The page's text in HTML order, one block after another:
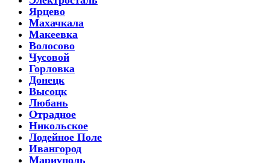
Ярцево
Махачкала
Макеевка
Волосово
Чусовой
Горловка
Донецк
Высоцк
Любань
Отрадное
Никольское
Лодейное Поле
Ивангород
Мариуполь